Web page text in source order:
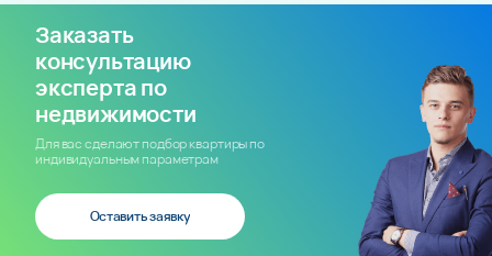
Заказать
консультацию
эксперта по
недвижимости
Для вас сделают подбор квартиры по
индивидуальным параметрам
Оставить заявку